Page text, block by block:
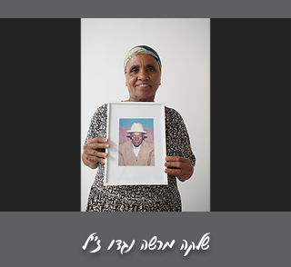
שלקה מרשה נגדו ז"ל